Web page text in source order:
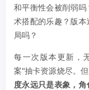
和平衡性会被削弱
术搭配的乐趣？版
局吗？
每一次版本更新，
案"抽卡资源烧尽。
度永远只是表象，